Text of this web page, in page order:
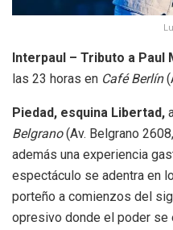
Interpaul – Tributo a Paul
las 23 horas en Café Berlín
Piedad, esquina Libertad,
Belgrano(Av. Belgrano
además una experiencia
espectáculo se adentra en
porteño a comienzos del
opresivo donde el poder se